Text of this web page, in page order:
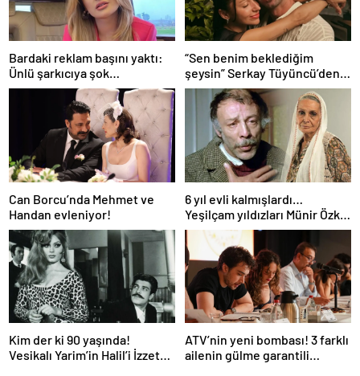
Bardaki reklam başını yaktı:
Ünlü şarkıcıya şok
soruşturma! Haberim yoktu…
“Sen benim beklediğim
şeysin” Serkay Tüyüncü’den
Zeynep Bastık’a aşk dolu 1. yıl
kutlaması!
Can Borcu’nda Mehmet ve
Handan evleniyor!
6 yıl evli kalmışlardı…
Yeşilçam yıldızları Münir Özkul
ile Suna Selen’in kızları da
ünlü çıktı!
Kim der ki 90 yaşında!
Vesikalı Yarim’in Halil’i İzzet
ATV’nin yeni bombası! 3 farklı
ailenin gülme garantili